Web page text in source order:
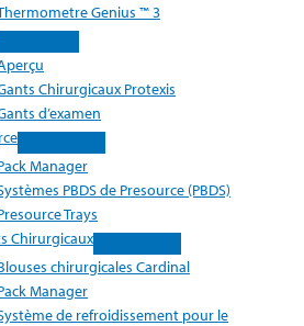
Genius ™ 3
Chirurgicaux Protexis
d’examen
Manager
PBDS de Presource (PBDS)
Trays
Chirurgicaux
chirurgicales Cardinal
Manager
de refroidissement pour le